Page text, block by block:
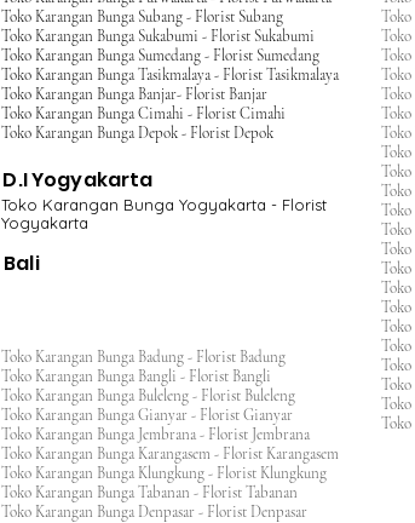
Toko Karangan Bunga Subang - Florist Subang
Toko Karangan Bunga Sukabumi - Florist Sukabumi
Toko Karangan Bunga Sumedang - Florist Sumedang
Toko Karangan Bunga Tasikmalaya - Florist Tasikmalaya
Toko Karangan Bunga Banjar- Florist Banjar
Toko Karangan Bunga Cimahi - Florist Cimahi
Toko Karangan Bunga Depok - Florist Depok
D.I Yogyakarta
Toko Karangan Bunga Yogyakarta - Florist
Yogyakarta
Bali
Toko Karangan Bunga Badung - Florist Badung
Toko Karangan Bunga Bangli - Florist Bangli
Toko Karangan Bunga Buleleng - Florist Buleleng
Toko Karangan Bunga Gianyar - Florist Gianyar
Toko Karangan Bunga Jembrana - Florist Jembrana
Toko Karangan Bunga Karangasem - Florist Karangasem
Toko Karangan Bunga Klungkung - Florist Klungkung
Toko Karangan Bunga Tabanan - Florist Tabanan
Toko Karangan Bunga Denpasar - Florist Denpasar
Toko
Toko
Toko
Toko
Toko
Toko
Toko
Toko
Toko
Toko
Toko
Toko
Toko
Toko